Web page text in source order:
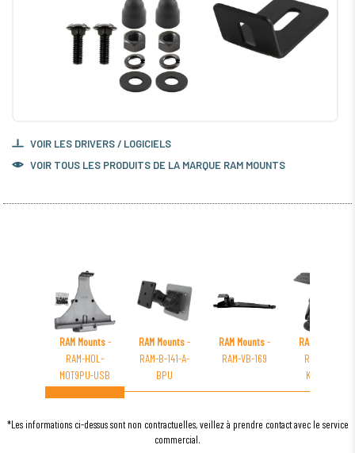
VOIR LES DRIVERS / LOGICIELS
VOIR TOUS LES PRODUITS DE LA MARQUE RAM MOUNTS
RAM Mounts-
RAM-HOL-
MOT9PU-USB
RAM Mounts-
RAM-B-141-A-
BPU
RAM Mounts-
RAM-VB-169
RAM Mounts
RAM-D-111-
KNOB9HU
*Les informations ci-dessus sont non contractuelles, veillez à prendre contact avec le service
commercial.